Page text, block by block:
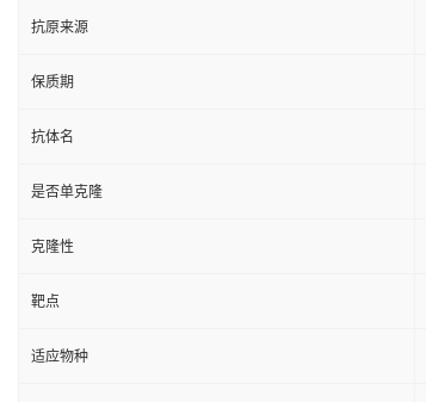
抗原来源
保质期
抗体名
是否单克隆
克隆性
靶点
适应物种